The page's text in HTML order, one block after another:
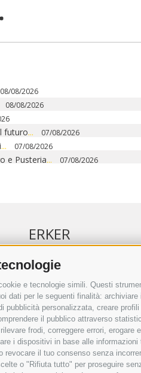
e tecnologie simili. Questi
dati per le seguenti finalità:
pubblicità personalizzata, creare
il pubblico attraverso
frodi, correggere errori,
i dispositivi in base alle
revocare il tuo consenso senza
o "Rifiuta tutto" per proseguire
08/08/2026
08/08/2026
futuro... 07/08/2026
... 07/08/2026
e Pusteria... 07/08/2026
ERKER
PUBBLICITÀ NELL’ERKER
PUBBLICITÀ ONLINE
ADDEBITO DIRETTO SEPA
REGOLAMENTO COMMENTI
ONLINE VOTING